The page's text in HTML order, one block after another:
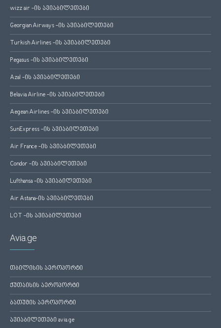
wizz air -ის ავიაბილეთები
Georgian Airways -ის ავიაბილეთები
Turkish Airlines -ის ავიაბილეთები
Pegasus -ის ავიაბილეთები
Azal -ის ავიაბილეთები
Belavia Airline -ის ავიაბილეთები
Aegean Airlines -ის ავიაბილეთები
SunExpress -ის ავიაბილეთები
Air France -ის ავიაბილეთები
Condor -ის ავიაბილეთები
Lufthansa -ის ავიაბილეთები
Air Astana-ის ავიაბილეთები
LOT -ის ავიაბილეთები
Avia.ge
თბილისის აეროპორტი
ქუთაისის აეროპორტი
ბათუმის აეროპორტი
ავიაბილეთები avia.ge